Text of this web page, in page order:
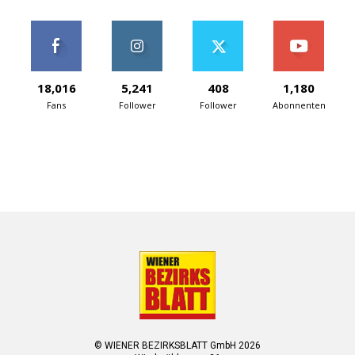
18,016
Fans
5,241
Follower
408
Follower
1,180
Abonnenten
© WIENER BEZIRKSBLATT GmbH 2026